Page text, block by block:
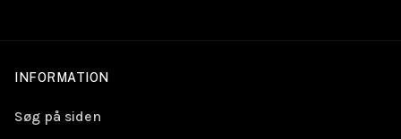
INFORMATION
Søg på siden